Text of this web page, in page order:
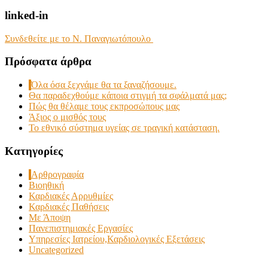
linked-in
Συνδεθείτε με το Ν. Παναγιωτόπουλο
Πρόσφατα άρθρα
Όλα όσα ξεχνάμε θα τα ξαναζήσουμε.
Θα παραδεχθούμε κάποια στιγμή τα σφάλματά μας;
Πώς θα θέλαμε τους εκπροσώπους μας
Άξιος ο μισθός τους
Το εθνικό σύστημα υγείας σε τραγική κατάσταση.
Kατηγορίες
Αρθρογραφία
Βιοηθική
Καρδιακές Αρρυθμίες
Καρδιακές Παθήσεις
Με Άποψη
Πανεπιστημιακές Εργασίες
Υπηρεσίες Ιατρείου,Καρδιολογικές Εξετάσεις
Uncategorized